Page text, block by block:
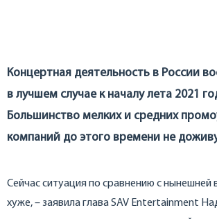
Концертная деятельность в России
в лучшем случае к началу лета 2021
Большинство мелких и средних
компаний до этого времени не
Сейчас ситуация по сравнению с нынешней
хуже, – заявила глава SAV Entertainment